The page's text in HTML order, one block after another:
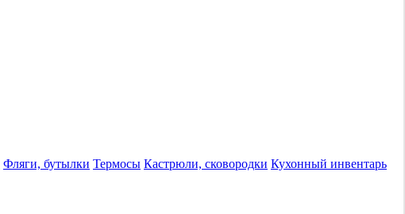
Фляги, бутылки Термосы Кастрюли, сковородки Кухонный инвентарь